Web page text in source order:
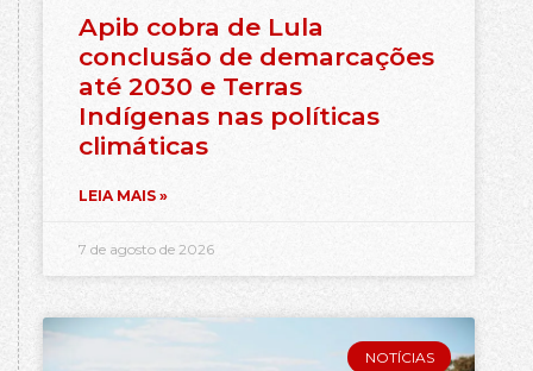
Apib cobra de Lula
conclusão de demarcações
até 2030 e Terras
Indígenas nas políticas
climáticas
LEIA MAIS »
7 de agosto de 2026
NOTÍCIAS